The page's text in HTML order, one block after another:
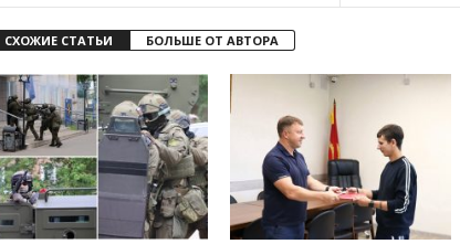
СХОЖИЕ СТАТЬИ БОЛЬШЕ ОТ АВТОРА